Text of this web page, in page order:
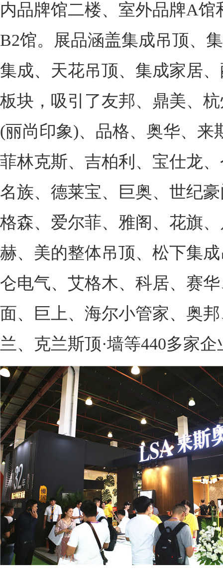
内品牌馆二楼、室外品牌A馆
B2馆。展品涵盖集成吊顶、
集成、天花吊顶、集成家居
板块，吸引了友邦、鼎美、
(丽尚印象)、品格、奥华、来
菲林克斯、吉柏利、宝仕龙
名族、德莱宝、巨奥、世纪
格森、爱尔菲、雅阁、花旗
赫、美的整体吊顶、松下集
仑电气、艾格木、科居、赛
面、巨上、海尔小管家、奥
兰、克兰斯顶·墙等440多家